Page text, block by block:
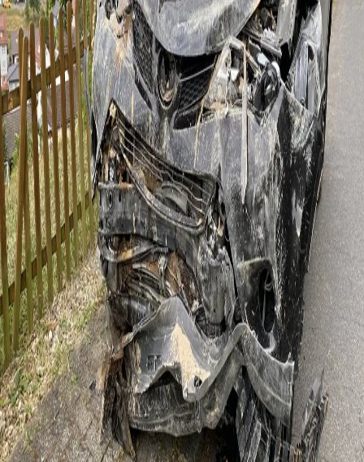
0
seconds
of
0
seconds